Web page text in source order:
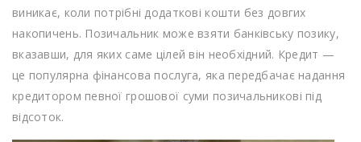
виникає, коли потрібні додаткові кошти без довгих
накопичень. Позичальник може взяти банківську позику,
вказавши, для яких саме цілей він необхідний. Кредит —
це популярна фінансова послуга, яка передбачає надання
кредитором певної грошової суми позичальникові під
відсоток.